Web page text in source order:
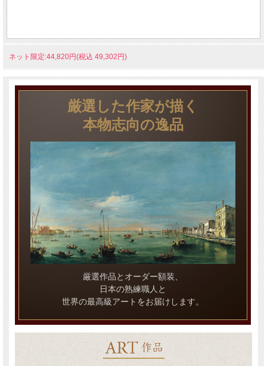
ネット限定:44,820円(税込 49,302円)
厳選した作家が描く
本物志向の逸品
厳選作品とオーダー額装、
日本の熟練職人と
世界の最高級アートをお届けします。